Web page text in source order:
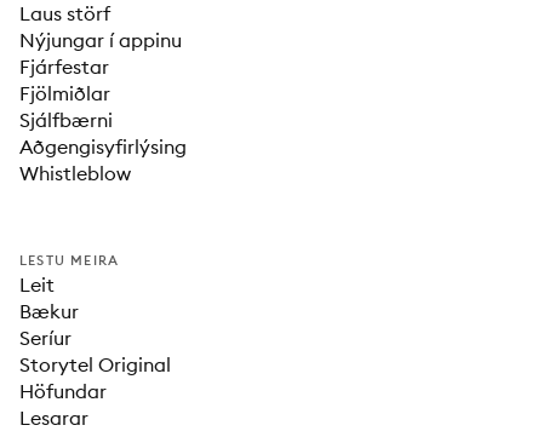
Laus störf
Nýjungar í appinu
Fjárfestar
Fjölmiðlar
Sjálfbærni
Aðgengisyfirlýsing
Whistleblow
LESTU MEIRA
Leit
Bækur
Seríur
Storytel Original
Höfundar
Lesarar